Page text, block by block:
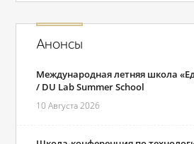
Анонсы
Международная летняя школа
/ DU Lab Summer School
10 Августа 2026